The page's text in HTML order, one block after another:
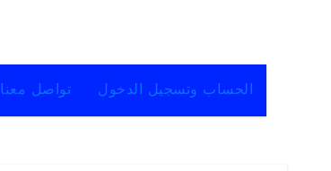
تواصل معنا الحساب وتسجيل الدخول